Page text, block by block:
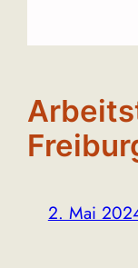
2. Mai